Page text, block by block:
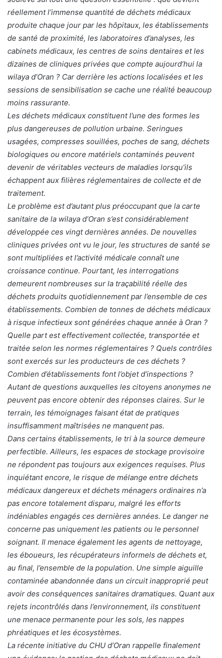
réellement l’immense quantité de déchets médicaux
produite chaque jour par les hôpitaux, les établissements
de santé de proximité, les laboratoires d’analyses, les
cabinets médicaux, les centres de soins dentaires et les
dizaines de cliniques privées que compte aujourd’hui la
wilaya d’Oran ? Car derrière les actions localisées et les
sessions de sensibilisation se cache une réalité beaucoup
moins rassurante.
Les déchets médicaux constituent l’une des formes les
plus dangereuses de pollution urbaine. Seringues
usagées, compresses souillées, poches de sang, déchets
biologiques ou encore matériels contaminés peuvent
devenir de véritables vecteurs de maladies lorsqu’ils
échappent aux filières réglementaires de collecte et de
traitement.
Le problème est d’autant plus préoccupant que la carte
sanitaire de la wilaya d’Oran s’est considérablement
développée ces vingt dernières années. De nouvelles
cliniques privées ont vu le jour, les structures de santé se
sont multipliées et l’activité médicale connaît une
croissance continue. Pourtant, les interrogations
demeurent nombreuses sur la traçabilité réelle des
déchets produits quotidiennement par l’ensemble de ces
établissements. Combien de tonnes de déchets médicaux
à risque infectieux sont générées chaque année à Oran ?
Quelle part est effectivement collectée, transportée et
traitée selon les normes réglementaires ? Quels contrôles
sont exercés sur les producteurs de ces déchets ?
Combien d’établissements font l’objet d’inspections ?
Autant de questions auxquelles les citoyens anonymes ne
peuvent pas encore obtenir des réponses claires. Sur le
terrain, les témoignages faisant état de pratiques
insuffisamment maîtrisées ne manquent pas.
Dans certains établissements, le tri à la source demeure
perfectible. Ailleurs, les espaces de stockage provisoire
ne répondent pas toujours aux exigences requises. Plus
inquiétant encore, le risque de mélange entre déchets
médicaux dangereux et déchets ménagers ordinaires n’a
pas encore totalement disparu, malgré les efforts
indéniables engagés ces dernières années. Le danger ne
concerne pas uniquement les patients ou le personnel
soignant. Il menace également les agents de nettoyage,
les éboueurs, les récupérateurs informels de déchets et,
au final, l’ensemble de la population. Une simple aiguille
contaminée abandonnée dans un circuit inapproprié peut
avoir des conséquences sanitaires dramatiques. Quant aux
rejets incontrôlés dans l’environnement, ils constituent
une menace permanente pour les sols, les nappes
phréatiques et les écosystèmes.
La récente initiative du CHU d’Oran rappelle finalement